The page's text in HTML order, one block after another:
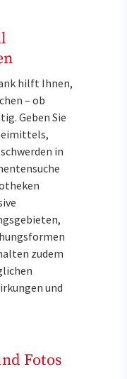
hilft Ihnen,
– ob
Geben Sie
in
zudem
und
Fotos